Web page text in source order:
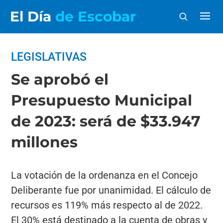
El Día de Escobar
LEGISLATIVAS
Se aprobó el
Presupuesto Municipal
de 2023: será de $33.947
millones
La votación de la ordenanza en el Concejo
Deliberante fue por unanimidad. El cálculo de
recursos es 119% más respecto al de 2022.
El 30% está destinado a la cuenta de obras y